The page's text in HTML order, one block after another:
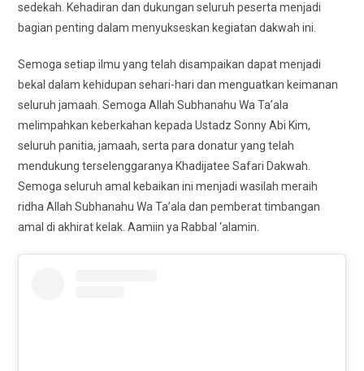
sedekah. Kehadiran dan dukungan seluruh peserta menjadi
bagian penting dalam menyukseskan kegiatan dakwah ini.
Semoga setiap ilmu yang telah disampaikan dapat menjadi
bekal dalam kehidupan sehari-hari dan menguatkan keimanan
seluruh jamaah. Semoga Allah Subhanahu Wa Ta’ala
melimpahkan keberkahan kepada Ustadz Sonny Abi Kim,
seluruh panitia, jamaah, serta para donatur yang telah
mendukung terselenggaranya Khadijatee Safari Dakwah.
Semoga seluruh amal kebaikan ini menjadi wasilah meraih
ridha Allah Subhanahu Wa Ta’ala dan pemberat timbangan
amal di akhirat kelak. Aamiin ya Rabbal ‘alamin.